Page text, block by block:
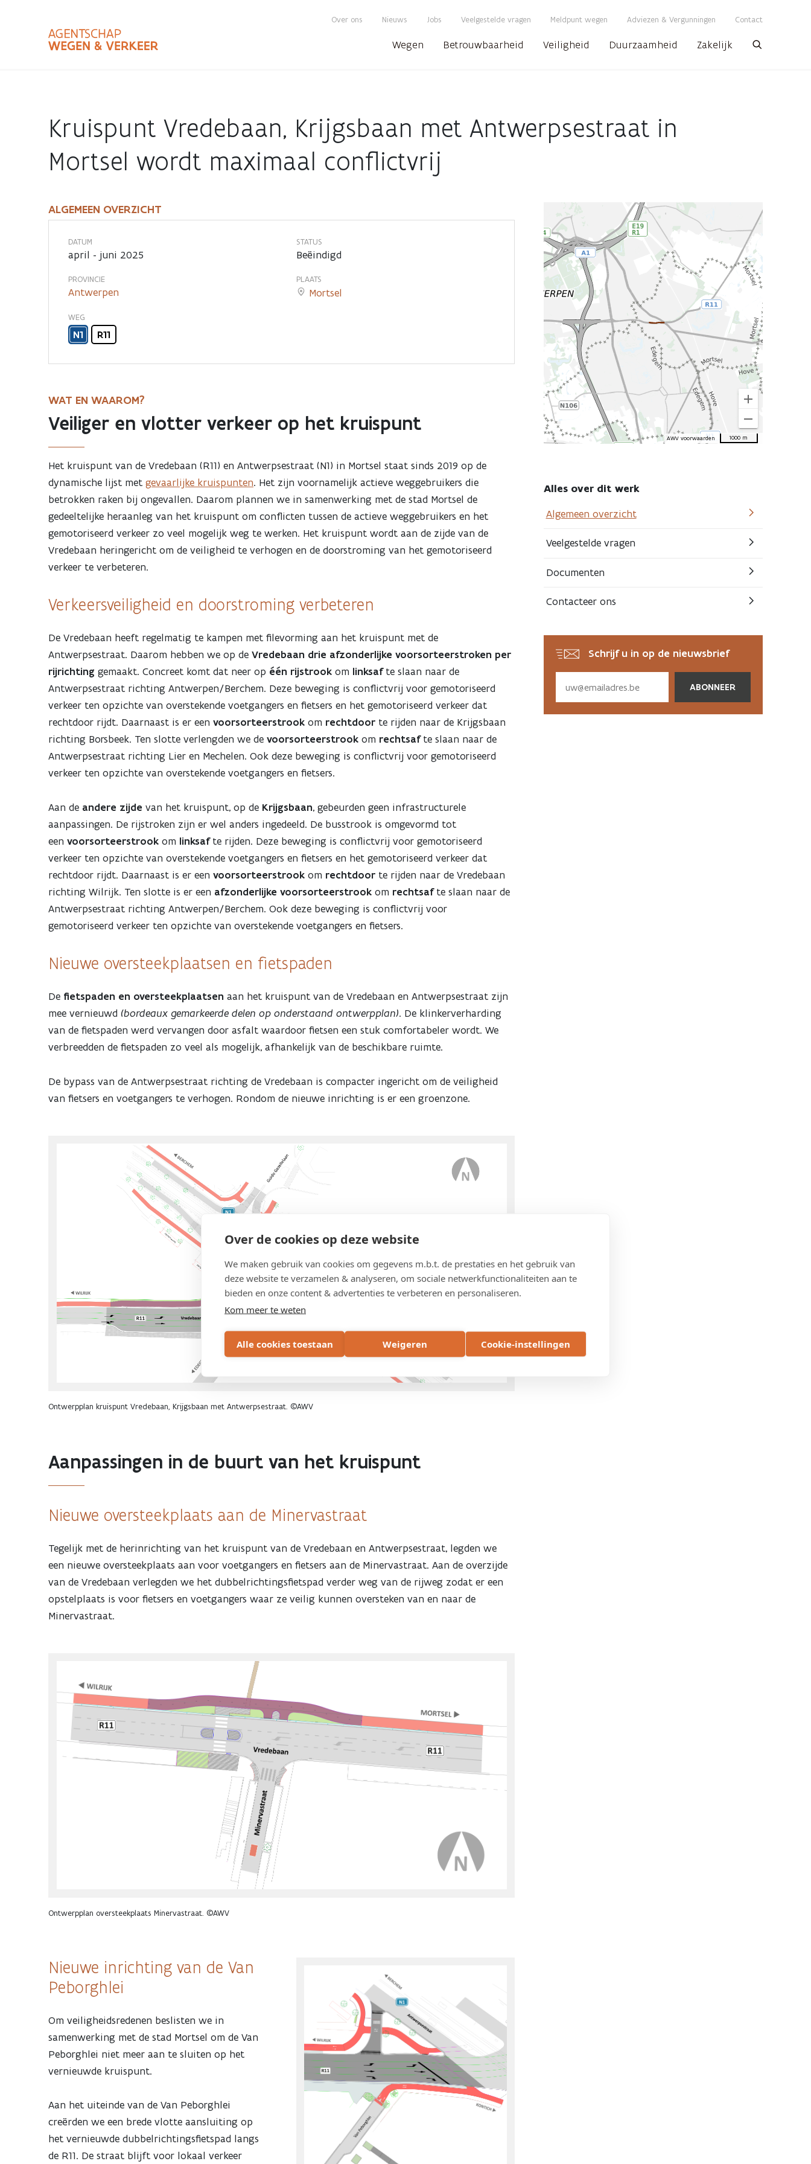
Over de cookies op deze website
We maken gebruik van cookies om gegevens m.b.t. de prestaties en het gebruik van
deze website te verzamelen & analyseren, om sociale netwerkfunctionaliteiten aan te
bieden en onze content & advertenties te verbeteren en personaliseren.
Kom meer te weten
Alle cookies toestaan Weigeren Cookie-instellingen
Over ons Nieuws Jobs Veelgestelde vragen Meldpunt wegen Adviezen & Vergunningen Contact
Wegen Betrouwbaarheid Veiligheid Duurzaamheid Zakelijk
Zoekbalk
Kruispunt Vredebaan, Krijgsbaan met Antwerpsestraat in
Mortsel wordt maximaal conflictvrij
Kruispunt
Vredebaan,
Krijgsbaan
met
Antwerpsestraat
Mortsel
wordt
maximaal
conflictvrij
ALGEMEEN OVERZICHT
DATUM
april - juni 2025
STATUS
Beëindigd
PROVINCIE
Antwerpen
PLAATS
Mortsel
WEG
N1 R11
WAT EN WAAROM?
Veiliger en vlotter verkeer op het kruispunt
Het kruispunt van de Vredebaan (R11) en Antwerpsestraat (N1) in Mortsel staat sinds 2019 op de
dynamische lijst met gevaarlijke kruispunten. Het zijn voornamelijk actieve weggebruikers die
betrokken raken bij ongevallen. Daarom plannen we in samenwerking met de stad Mortsel de
gedeeltelijke heraanleg van het kruispunt om conflicten tussen de actieve weggebruikers en het
gemotoriseerd verkeer zo veel mogelijk weg te werken. Het kruispunt wordt aan de zijde van de
Vredebaan heringericht om de veiligheid te verhogen en de doorstroming van het gemotoriseerd
verkeer te verbeteren.
Verkeersveiligheid en doorstroming verbeteren
De Vredebaan heeft regelmatig te kampen met filevorming aan het kruispunt met de
Antwerpsestraat. Daarom hebben we op de Vredebaan drie afzonderlijke voorsorteerstroken per
rijrichting gemaakt. Concreet komt dat neer op één rijstrook om linksafte slaan naar de
Antwerpsestraat richting Antwerpen/Berchem. Deze beweging is conflictvrij voor gemotoriseerd
verkeer ten opzichte van overstekende voetgangers en fietsers en het gemotoriseerd verkeer dat
rechtdoor rijdt. Daarnaast is er een voorsorteerstrook om rechtdoor te rijden naar de Krijgsbaan
richting Borsbeek. Ten slotte verlengden we de voorsorteerstrook om rechtsafte slaan naar de
Antwerpsestraat richting Lier en Mechelen. Ook deze beweging is conflictvrij voor gemotoriseerd
verkeer ten opzichte van overstekende voetgangers en fietsers.
Aan de andere zijde van het kruispunt, op de Krijgsbaan, gebeurden geen infrastructurele
aanpassingen. De rijstroken zijn er wel anders ingedeeld. De busstrook is omgevormd tot
een voorsorteerstrook om linksafte rijden. Deze beweging is conflictvrij voor gemotoriseerd
verkeer ten opzichte van overstekende voetgangers en fietsers en het gemotoriseerd verkeer dat
rechtdoor rijdt. Daarnaast is er een voorsorteerstrook om rechtdoor te rijden naar de Vredebaan
richting Wilrijk. Ten slotte is er een afzonderlijke voorsorteerstrook om rechtsafte slaan naar de
Antwerpsestraat richting Antwerpen/Berchem. Ook deze beweging is conflictvrij voor
gemotoriseerd verkeer ten opzichte van overstekende voetgangers en fietsers.
Nieuwe oversteekplaatsen en fietspaden
De fietspaden en oversteekplaatsen aan het kruispunt van de Vredebaan en Antwerpsestraat zijn
mee vernieuwd (bordeaux gemarkeerde delen op onderstaand ontwerpplan). De klinkerverharding
van de fietspaden werd vervangen door asfalt waardoor fietsen een stuk comfortabeler wordt. We
verbreedden de fietspaden zo veel als mogelijk, afhankelijk van de beschikbare ruimte.
De bypass van de Antwerpsestraat richting de Vredebaan is compacter ingericht om de veiligheid
van fietsers en voetgangers te verhogen. Rondom de nieuwe inrichting is er een groenzone.
Ontwerpplan kruispunt Vredebaan, Krijgsbaan met Antwerpsestraat. ©AWV
Aanpassingen in de buurt van het kruispunt
Nieuwe oversteekplaats aan de Minervastraat
Tegelijk met de herinrichting van het kruispunt van de Vredebaan en Antwerpsestraat, legden we
een nieuwe oversteekplaats aan voor voetgangers en fietsers aan de Minervastraat. Aan de overzijde
van de Vredebaan verlegden we het dubbelrichtingsfietspad verder weg van de rijweg zodat er een
opstelplaats is voor fietsers en voetgangers waar ze veilig kunnen oversteken van en naar de
Minervastraat.
Ontwerpplan oversteekplaats Minervastraat. ©AWV
Nieuwe inrichting van de Van
Peborghlei
Om veiligheidsredenen beslisten we in
samenwerking met de stad Mortsel om de Van
Peborghlei niet meer aan te sluiten op het
vernieuwde kruispunt.
Aan het uiteinde van de Van Peborghlei
creërden we een brede vlotte aansluiting op
het vernieuwde dubbelrichtingsfietspad langs
de R11. De straat blijft voor lokaal verkeer
AWV
map
displaying
the
location
this
road
work
add
remove
AWV voorwaarden 1000 m
Alles over dit werk
Algemeen overzicht
Veelgestelde vragen
Documenten
Contacteer ons
Schrijf u in op de nieuwsbrief
via
email